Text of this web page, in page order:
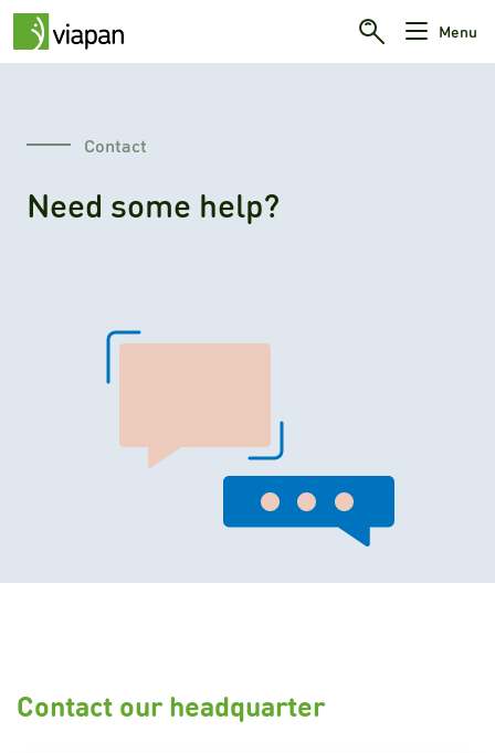
Menu
Contact
Need some help?
Contact our headquarter